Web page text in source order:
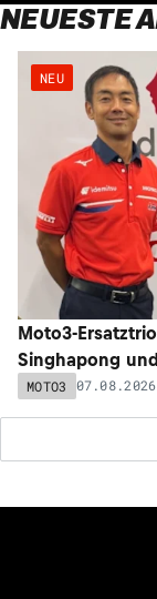
NEUESTE
NEU
Moto3-
Singhapong
MOTO3